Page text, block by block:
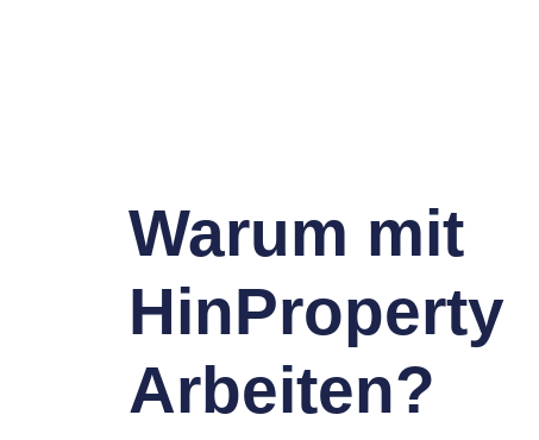
Warum mit
HinProperty
Arbeiten?